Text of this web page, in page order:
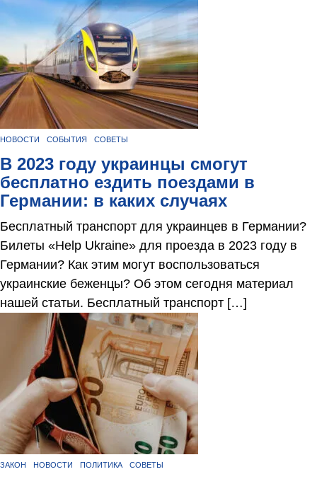
НОВОСТИ СОБЫТИЯ СОВЕТЫ
В 2023 году украинцы смогут
бесплатно ездить поездами в
Германии: в каких случаях
Бесплатный транспорт для украинцев в Германии?
Билеты «Help Ukraine» для проезда в 2023 году в
Германии? Как этим могут воспользоваться
украинские беженцы? Об этом сегодня материал
нашей статьи. Бесплатный транспорт […]
ЗАКОН НОВОСТИ ПОЛИТИКА СОВЕТЫ